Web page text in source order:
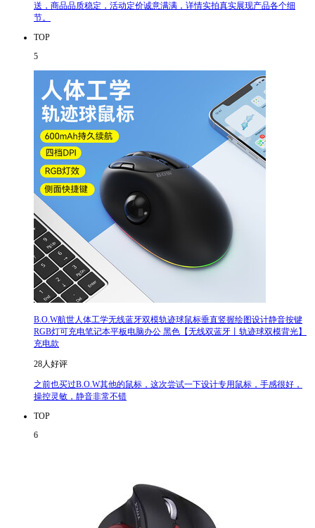
送，商品品质稳定，活动定价诚意满满，详情实拍真实展现产品各个细
节。
TOP
5
B.O.W航世人体工学无线蓝牙双模轨迹球鼠标垂直竖握绘图设计静音按键
RGB灯可充电笔记本平板电脑办公 黑色【无线双蓝牙丨轨迹球双模背光】
充电款
28人好评
之前也买过B.O.W其他的鼠标，这次尝试一下设计专用鼠标，手感很好，
操控灵敏，静音非常不错
TOP
6